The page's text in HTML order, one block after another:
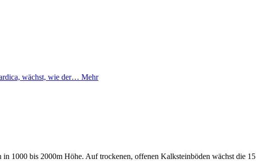
wächst, wie der… Mehr
1000 bis 2000m Höhe. Auf trockenen, offenen Kalksteinböden wächst die 15